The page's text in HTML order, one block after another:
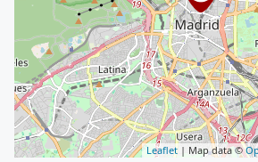
Leaflet| Map data ©